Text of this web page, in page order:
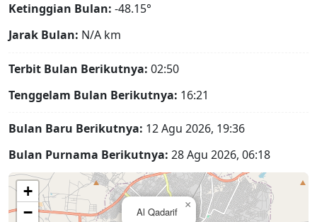
Ketinggian Bulan: -48.15°
Jarak Bulan: N/A km
Terbit Bulan Berikutnya: 02:50
Tenggelam Bulan Berikutnya: 16:21
Bulan Baru Berikutnya: 12 Agu 2026, 19:36
Bulan Purnama Berikutnya: 28 Agu 2026, 06:18
Al Qadarif
×
+
−